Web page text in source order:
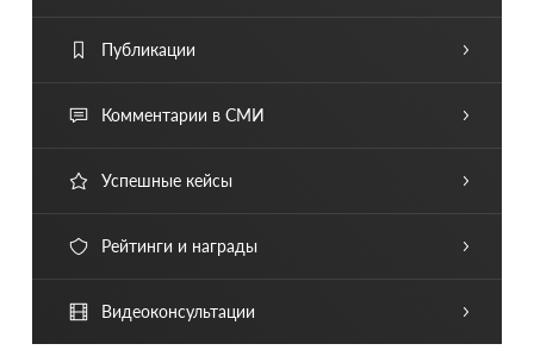
Публикации
Комментарии в СМИ
Успешные кейсы
Рейтинги и награды
Видеоконсультации